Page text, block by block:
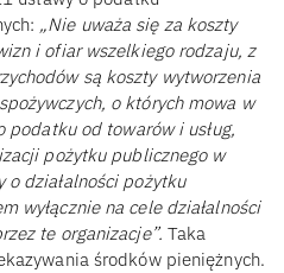
„Nie uważa się za koszty
i ofiar wszelkiego rodzaju, z
są koszty wytworzenia
o których mowa w
od towarów i usług,
pożytku publicznego w
działalności pożytku
wyłącznie na cele działalności
te organizacje”. Taka
środków pieniężnych.